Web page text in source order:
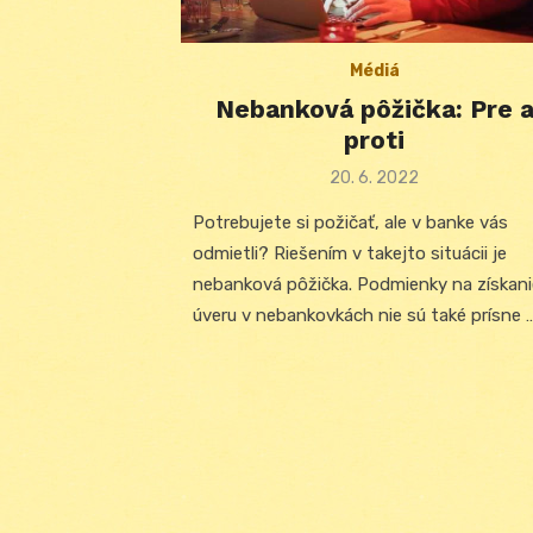
Médiá
Nebanková pôžička: Pre a
proti
Posted
20. 6. 2022
Potrebujete si požičať, ale v banke vás
odmietli? Riešením v takejto situácii je
nebanková pôžička. Podmienky na
úveru v nebankovkách nie sú také prísne